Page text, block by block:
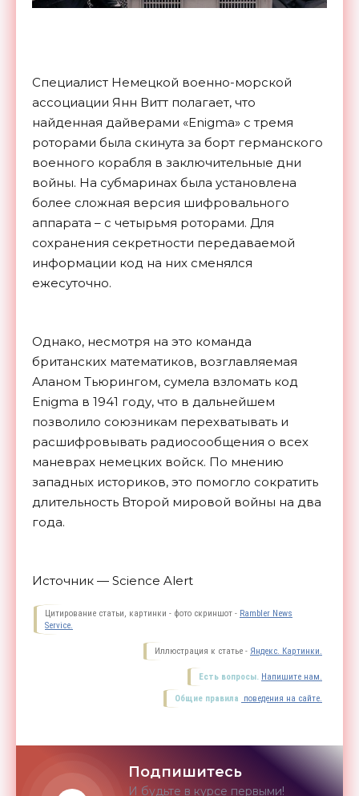
Специалист Немецкой военно-морской
ассоциации Янн Витт полагает, что
найденная дайверами «Enigma» с тремя
роторами была скинута за борт германского
военного корабля в заключительные дни
войны. На субмаринах была установлена
более сложная версия шифровального
аппарата – с четырьмя роторами. Для
сохранения секретности передаваемой
информации код на них сменялся
ежесуточно.
Однако, несмотря на это команда
британских математиков, возглавляемая
Аланом Тьюрингом, сумела взломать код
Enigma в 1941 году, что в дальнейшем
позволило союзникам перехватывать и
расшифровывать радиосообщения о всех
маневрах немецких войск. По мнению
западных историков, это помогло сократить
длительность Второй мировой войны на два
года.
Источник — Science Alert
Цитирование статьи, картинки - фото скриншот - Rambler News
Service.
Иллюстрация к статье - Яндекс. Картинки.
Есть вопросы. Напишите нам.
Общие правила поведения на сайте.
Подпишитесь
И будьте в курсе первыми!